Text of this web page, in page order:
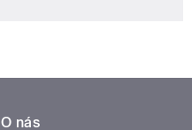
O nás